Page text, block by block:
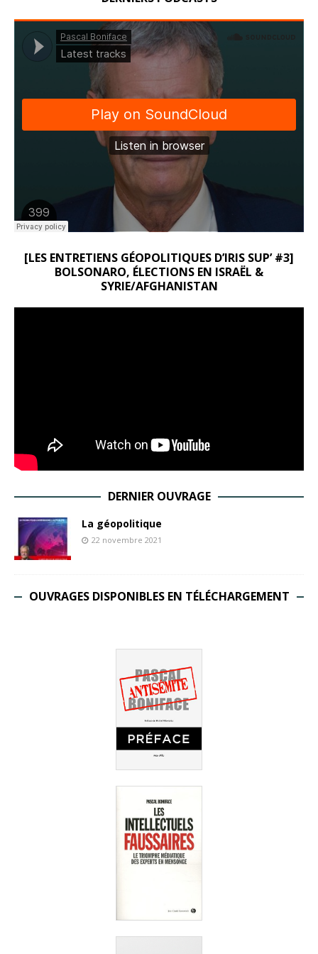
[LES ENTRETIENS GÉOPOLITIQUES D’IRIS SUP’ #3]
BOLSONARO, ÉLECTIONS EN ISRAËL &
SYRIE/AFGHANISTAN
DERNIER OUVRAGE
La géopolitique
22 novembre 2021
OUVRAGES DISPONIBLES EN TÉLÉCHARGEMENT